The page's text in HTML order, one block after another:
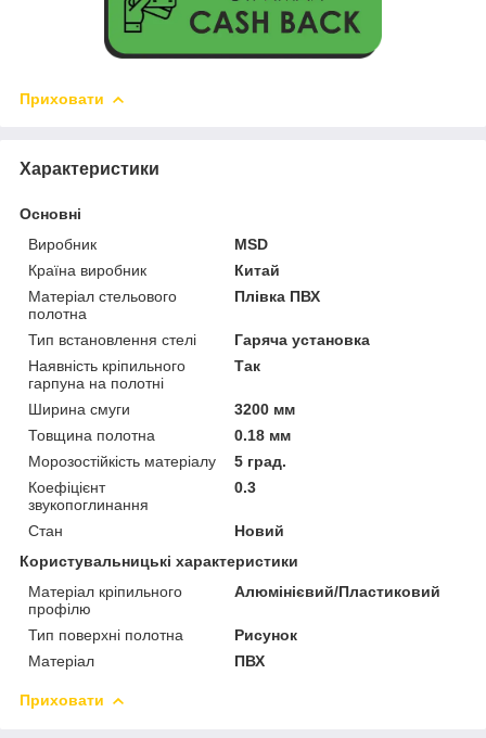
Приховати
Характеристики
Основні
Виробник
MSD
Країна виробник
Китай
Матеріал стельового
полотна
Плівка ПВХ
Тип встановлення стелі
Гаряча установка
Наявність кріпильного
гарпуна на полотні
Так
Ширина смуги
3200 мм
Товщина полотна
0.18 мм
Морозостійкість матеріалу
5 град.
Коефіцієнт
звукопоглинання
0.3
Стан
Новий
Користувальницькі характеристики
Матеріал кріпильного
профілю
Алюмінієвий/Пластиковий
Тип поверхні полотна
Рисунок
Матеріал
ПВХ
Приховати